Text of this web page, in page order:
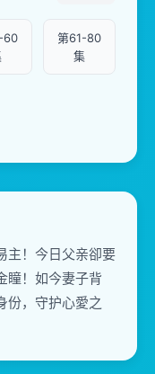
60
第61-80
集
主！今日父亲卻要
瞳！如今妻子背
份，守护心愛之